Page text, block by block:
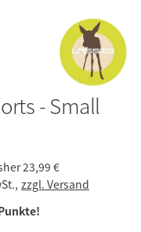
- Small
23,99 €
zzgl. Versand